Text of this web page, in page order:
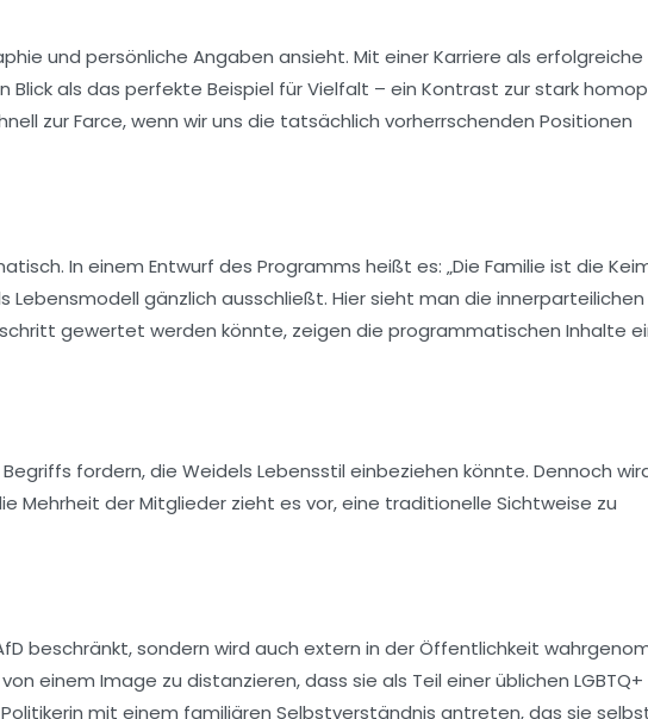
und persönliche Angaben ansieht. Mit einerKarriere als erfolgreiche
Blick als das perfekte Beispiel für Vielfalt – ein Kontrast zur stark
zur Farce, wenn wir uns die tatsächlich vorherrschenden Positionen
In einem Entwurf des Programms heißt es: „Die Familie ist die
Lebensmodell gänzlich ausschließt. Hier sieht man die innerparteilichen
gewertet werden könnte, zeigen die programmatischen Inhalte
fordern, die Weidels Lebensstil einbeziehen könnte. Dennoch
Mehrheit der Mitglieder zieht es vor, eine traditionelle Sichtweise zu
beschränkt, sondern wird auch extern in der Öffentlichkeit
einem Image zu distanzieren, dass sie als Teil einerüblichen LGBTQ+
mit einem familiären Selbstverständnis antreten, das sie